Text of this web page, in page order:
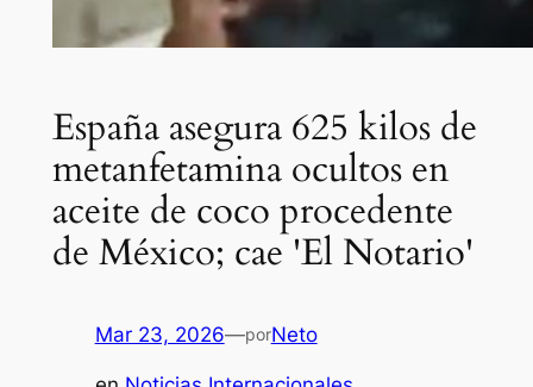
España asegura 625 kilos de
metanfetamina ocultos en
aceite de coco procedente
de México; cae 'El Notario'
Mar 23, 2026—porNeto